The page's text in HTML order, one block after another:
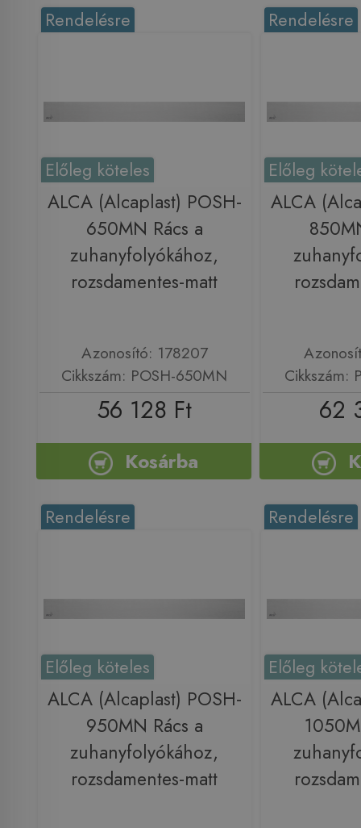
Rendelésre
Előleg köteles
ALCA (Alcaplast) POSH-
650MN Rács a
zuhanyfolyókához,
rozsdamentes-matt
Azonosító: 178207
Cikkszám: POSH-650MN
56 128 Ft
Kosárba
Rendelésre
Előleg
ALCA
Cikkszám:
62
Rendelésre
Előleg köteles
ALCA (Alcaplast) POSH-
950MN Rács a
zuhanyfolyókához,
rozsdamentes-matt
Rendelésre
Előleg
ALCA